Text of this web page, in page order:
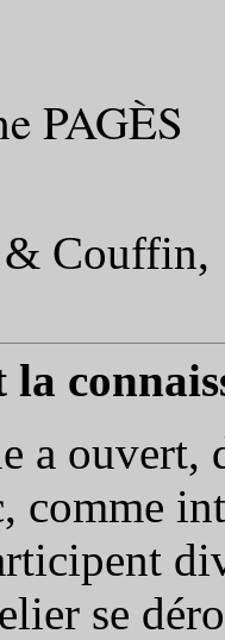
PAGÈS
Couffin,
a ouvert,
comme
se